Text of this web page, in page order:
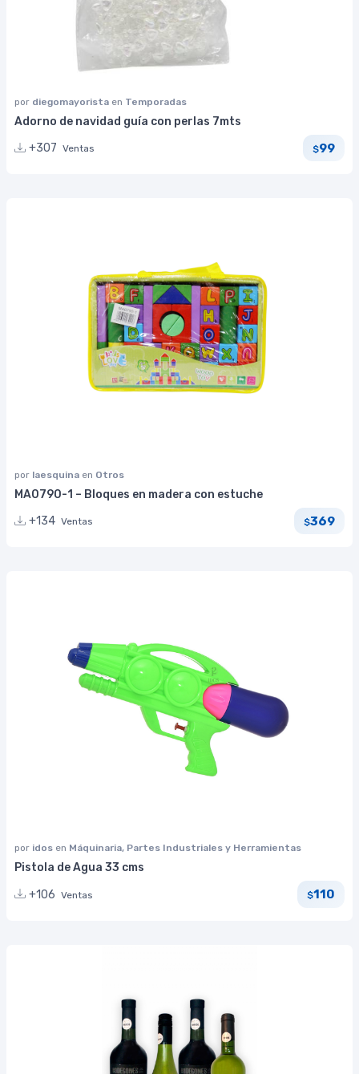
por diegomayorista en Temporadas
Adorno de navidad guía con perlas 7mts
+307 Ventas $99
por laesquina en Otros
MA0790-1 – Bloques en madera con estuche
+134 Ventas $369
por idos en Máquinaria, Partes Industriales y Herramientas
Pistola de Agua 33 cms
+106 Ventas $110